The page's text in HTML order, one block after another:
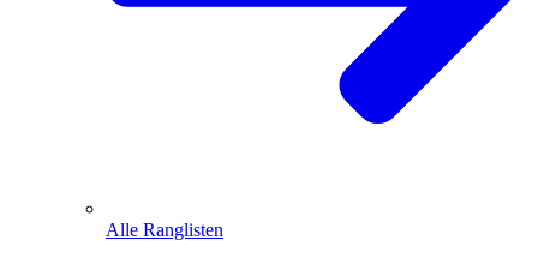
Alle Ranglisten